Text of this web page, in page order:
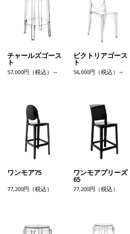
チャールズゴース
ト
57,000円（税込）～
ビクトリアゴース
ト
56,000円（税込）～
ワンモア75
77,200円（税込）
ワンモアプリーズ
65
77,200円（税込）